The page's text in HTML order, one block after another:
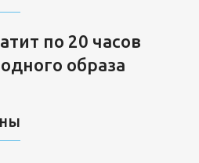
по 20 часов
образа